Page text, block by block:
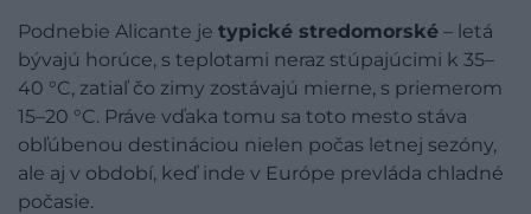
Podnebie Alicante je typické stredomorské – letá
bývajú horúce, s teplotami neraz stúpajúcimi k 35–
40 °C, zatiaľ čo zimy zostávajú mierne, s priemerom
15–20 °C. Práve vďaka tomu sa toto mesto stáva
obľúbenou destináciou nielen počas letnej sezóny,
ale aj v období, keď inde v Európe prevláda chladné
počasie.